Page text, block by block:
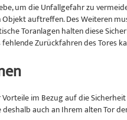
um die Unfallgefahr zu
auftreffen. Des Weiteren
Toranlagen halten diese
Zurückfahren des Tores
im Bezug auf die
auch an Ihrem alten Tor